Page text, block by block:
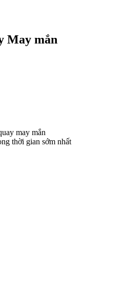
May mắn
may mắn
thời gian sớm nhất